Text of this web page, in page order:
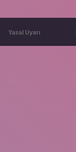
Yasal Uyarı